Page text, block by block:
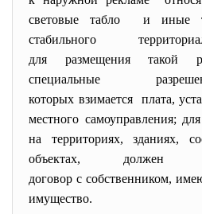
световые табло и иные
стабильного
для размещения такой
специальные
которых взимается плата,
местного самоуправления;
на территориях, зданиях,
объектах, должен
договор с собственником,
имущество.